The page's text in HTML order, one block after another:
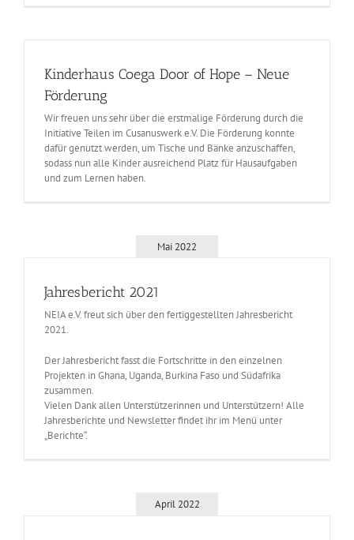
Kinderhaus Coega Door of Hope – Neue
Förderung
Wir freuen uns sehr über die erstmalige Förderung durch die
Initiative Teilen im Cusanuswerk e.V. Die Förderung konnte
dafür genutzt werden, um Tische und Bänke anzuschaffen,
sodass nun alle Kinder ausreichend Platz für Hausaufgaben
und zum Lernen haben.
Mai 2022
Jahresbericht 2021
NEIA e.V. freut sich über den fertiggestellten Jahresbericht
2021.
Der Jahresbericht fasst die Fortschritte in den einzelnen
Projekten in Ghana, Uganda, Burkina Faso und Südafrika
zusammen.
Vielen Dank allen Unterstützerinnen und Unterstützern! Alle
Jahresberichte und Newsletter findet ihr im Menü unter
„Berichte“.
April 2022